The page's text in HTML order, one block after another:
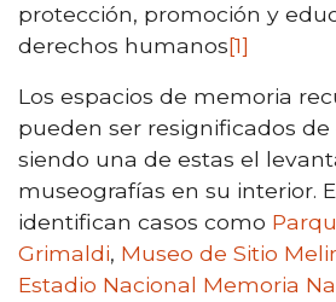
protección, promoción y
derechos humanos[1]
Los espacios de memoria
pueden ser resignificados
siendo una de estas el
museografías en su interior.
identifican casos como
Grimaldi, Museo de Sitio
Estadio Nacional Memoria